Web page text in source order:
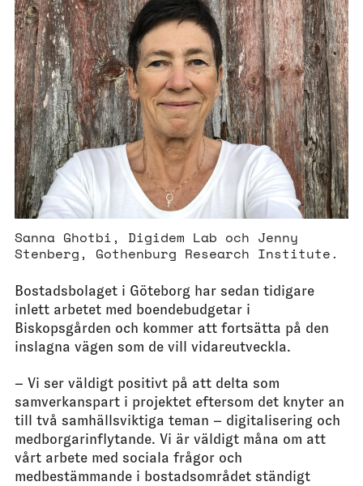
Sanna Ghotbi, Digidem Lab och Jenny
Stenberg, Gothenburg Research Institute.
Bostadsbolaget i Göteborg har sedan tidigare
inlett arbetet med boendebudgetar i
Biskopsgården och kommer att fortsätta på den
inslagna vägen som de vill vidareutveckla.
– Vi ser väldigt positivt på att delta som
samverkanspart i projektet eftersom det knyter an
till två samhällsviktiga teman – digitalisering och
medborgarinflytande. Vi är väldigt måna om att
vårt arbete med sociala frågor och
medbestämmande i bostadsområdet ständigt